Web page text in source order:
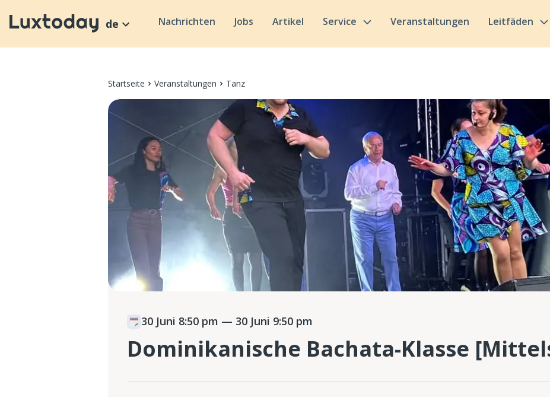
de Nachrichten Jobs Artikel Service Veranstaltungen Leitfäden
Startseite Veranstaltungen Tanz
30 Juni 8:50 pm — 30 Juni 9:50 pm
Dominikanische Bachata-Klasse